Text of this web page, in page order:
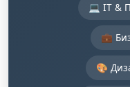
💻 IT &
💼
🎨